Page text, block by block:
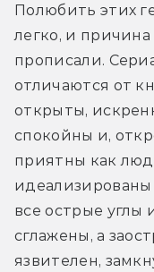
Полюбить этих
легко, и
прописали.
отличаются от
открыты,
спокойны и,
приятны как
идеализированы
все острые углы
сглажены, а
язвителен,